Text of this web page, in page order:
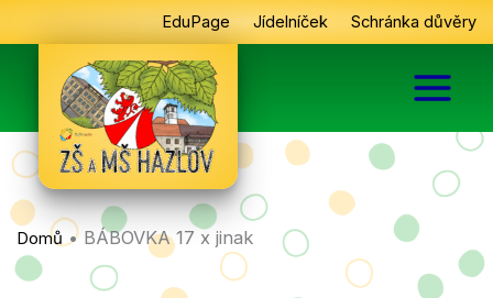
na
EduPage Jídelníček Schránka důvěry
Domů • BÁBOVKA 17 x jinak